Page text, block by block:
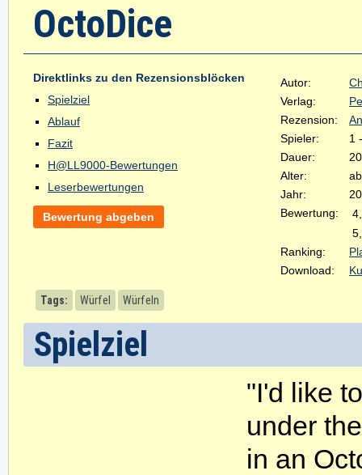
OctoDice
Direktlinks zu den Rezensionsblöcken
Spielziel
Ablauf
Fazit
H@LL9000-Bewertungen
Leserbewertungen
Bewertung abgeben
Autor:
Verlag:
Rezension:
Spieler:
1
Dauer:
Alter:
Jahr:
Bewertung:
Ranking:
Download:
Tags: Würfel Würfeln
Spielziel
"I'd like
under
in an